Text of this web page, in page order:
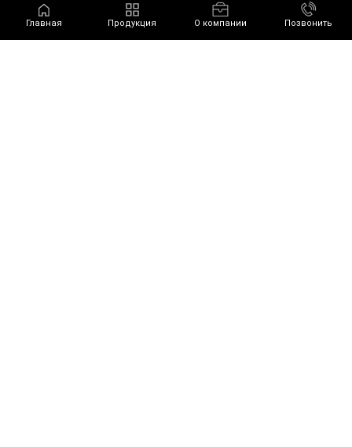
Главная Продукция О компании Позвонить